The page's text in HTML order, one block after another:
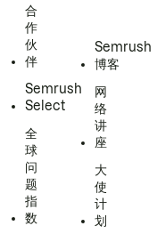
合
作
伙
伴
Semrush
Select
全
球
问
题
指
数
Semrush
博客
网
络
讲
座
大
使
计
划